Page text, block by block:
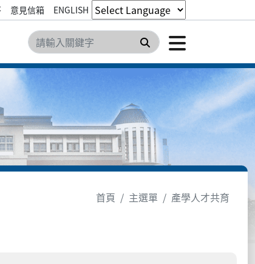
意見信箱 ENGLISH
搜尋 點擊開
首頁
主選單 產學人才共育